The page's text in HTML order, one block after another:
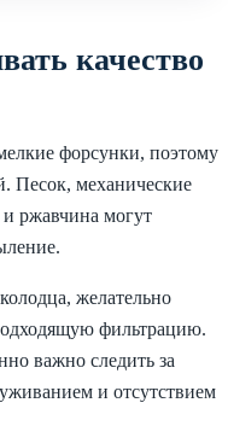
качество
форсунки, поэтому
Песок, механические
и ржавчина могут
желательно
фильтрацию.
важно следить за
и отсутствием